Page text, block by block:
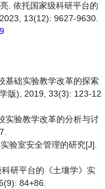
. 依托国家级科研平台的
13(12): 9627-9630.
基础实验教学改革的探索
版), 2019, 33(3): 123-12
实验教学改革的分析与讨
验室安全管理的研究[J].
研平台的《土壤学》实
84+86.